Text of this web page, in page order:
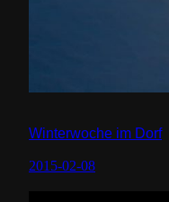
Winterwoche im Dorf
2015-02-08